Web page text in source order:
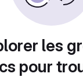
les
pour